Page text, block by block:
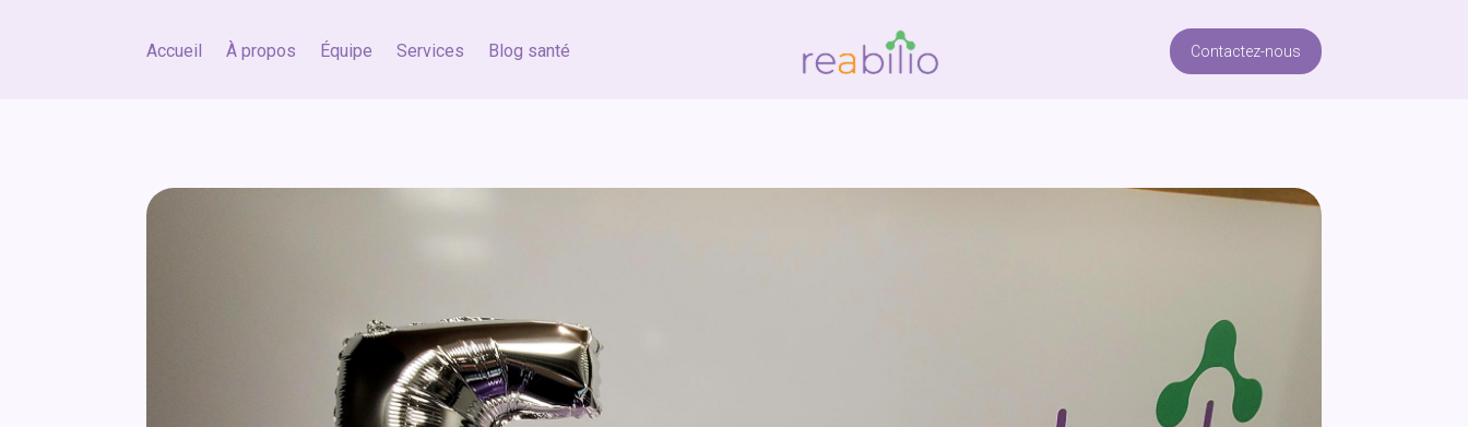
Accueil À propos Équipe Services Blog santé Contactez-nous